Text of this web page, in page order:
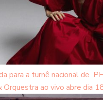
para a turnê nacional de
Orquestra ao vivo abre dia